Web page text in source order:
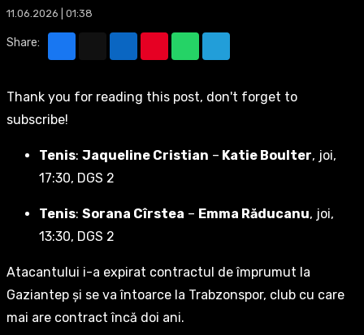
11.06.2026 | 01:38
Share:
Thank you for reading this post, don't forget to
subscribe!
Tenis: Jaqueline Cristian – Katie Boulter, joi,
17:30, DGS 2
Tenis: Sorana Cîrstea – Emma Răducanu, joi,
13:30, DGS 2
Atacantului i-a expirat contractul de împrumut la
Gaziantep și se va întoarce la Trabzonspor, club cu care
mai are contract încă doi ani.